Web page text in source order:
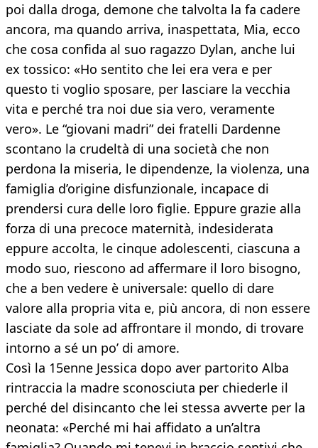
poi dalla droga, demone che talvolta la fa cadere
ancora, ma quando arriva, inaspettata, Mia, ecco
che cosa confida al suo ragazzo Dylan, anche lui
ex tossico: «Ho sentito che lei era vera e per
questo ti voglio sposare, per lasciare la vecchia
vita e perché tra noi due sia vero, veramente
vero». Le “giovani madri” dei fratelli Dardenne
scontano la crudeltà di una società che non
perdona la miseria, le dipendenze, la violenza, una
famiglia d’origine disfunzionale, incapace di
prendersi cura delle loro figlie. Eppure grazie alla
forza di una precoce maternità, indesiderata
eppure accolta, le cinque adolescenti, ciascuna a
modo suo, riescono ad affermare il loro bisogno,
che a ben vedere è universale: quello di dare
valore alla propria vita e, più ancora, di non essere
lasciate da sole ad affrontare il mondo, di trovare
intorno a sé un po’ di amore.
Così la 15enne Jessica dopo aver partorito Alba
rintraccia la madre sconosciuta per chiederle il
perché del disincanto che lei stessa avverte per la
neonata: «Perché mi hai affidato a un’altra